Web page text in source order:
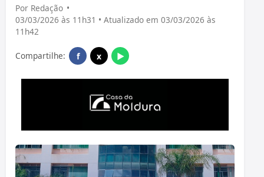
Por Redação •
03/03/2026 às 11h31 • Atualizado em 03/03/2026 às
11h42
Compartilhe: f x ▶